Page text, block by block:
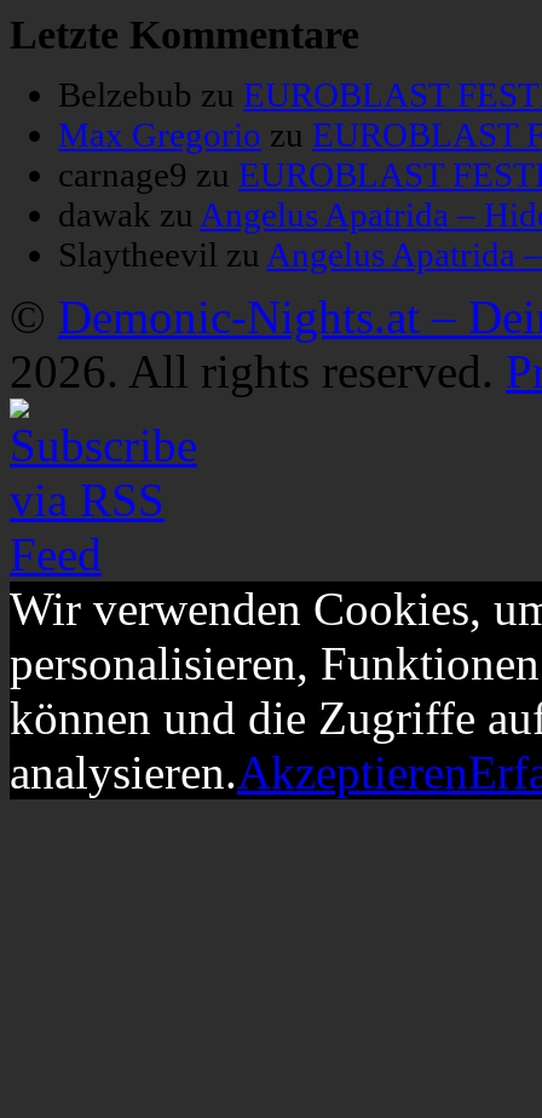
Letzte Kommentare
Belzebub zu EUROBLAST
Max Gregorio zu EUROBLAST
carnage9 zu EUROBLAST
dawak zu Angelus Apatrida –
Slaytheevil zu Angelus Apatrida
© Demonic-Nights.at –
2026. All rights reserved.
Wir verwenden Cookies,
personalisieren,
können und die Zugriffe
analysieren.Akzeptieren